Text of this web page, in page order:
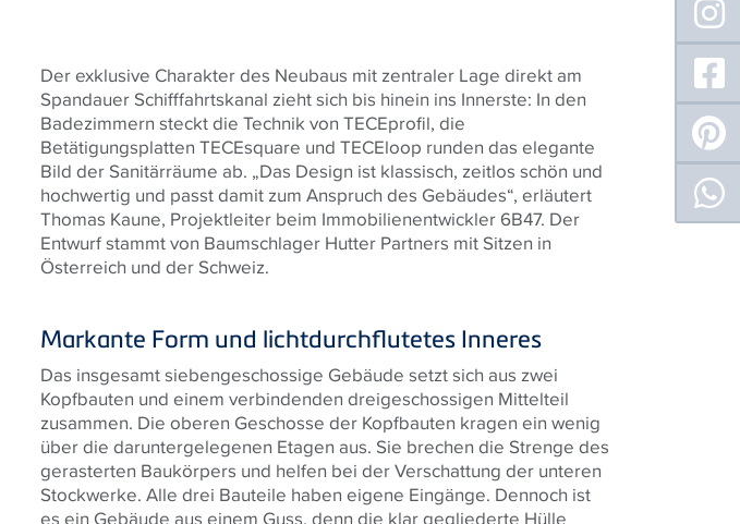
Der exklusive Charakter des Neubaus mit zentraler Lage direkt am
Spandauer Schifffahrtskanal zieht sich bis hinein ins Innerste: In den
Badezimmern steckt die Technik von TECEprofil, die
Betätigungsplatten TECEsquare und TECEloop runden das elegante
Bild der Sanitärräume ab. „Das Design ist klassisch, zeitlos schön und
hochwertig und passt damit zum Anspruch des Gebäudes“, erläutert
Thomas Kaune, Projektleiter beim Immobilienentwickler 6B47. Der
Entwurf stammt von Baumschlager Hutter Partners mit Sitzen in
Österreich und der Schweiz.
Markante Form und lichtdurchflutetes Inneres
Das insgesamt siebengeschossige Gebäude setzt sich aus zwei
Kopfbauten und einem verbindenden dreigeschossigen Mittelteil
zusammen. Die oberen Geschosse der Kopfbauten kragen ein wenig
über die daruntergelegenen Etagen aus. Sie brechen die Strenge des
gerasterten Baukörpers und helfen bei der Verschattung der unteren
Stockwerke. Alle drei Bauteile haben eigene Eingänge. Dennoch ist
es ein Gebäude aus einem Guss, denn die klar gegliederte Hülle